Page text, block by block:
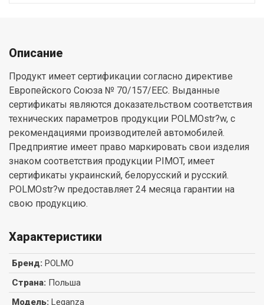
Описание
Продукт имеет сертификации согласно директиве
Европейского Союза № 70/157/EEC. Выданные
сертификаты являются доказательством соответствия
технических параметров продукции POLMOstr?w, с
рекомендациями производителей автомобилей.
Предприятие имеет право маркировать свои изделия
знаком соответствия продукции PIMOT, имеет
сертификаты украинский, белорусский и русский.
POLMOstr?w предоставляет 24 месяца гарантии на
свою продукцию.
Характеристики
Бренд: POLMO
Страна: Польша
Модель: Leganza